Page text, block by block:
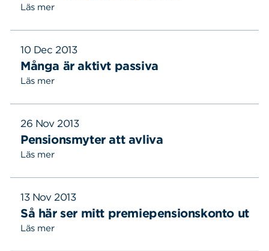
Läs mer
10 Dec 2013
Många är aktivt passiva
Läs mer
26 Nov 2013
Pensionsmyter att avliva
Läs mer
13 Nov 2013
Så här ser mitt premiepensionskonto ut
Läs mer